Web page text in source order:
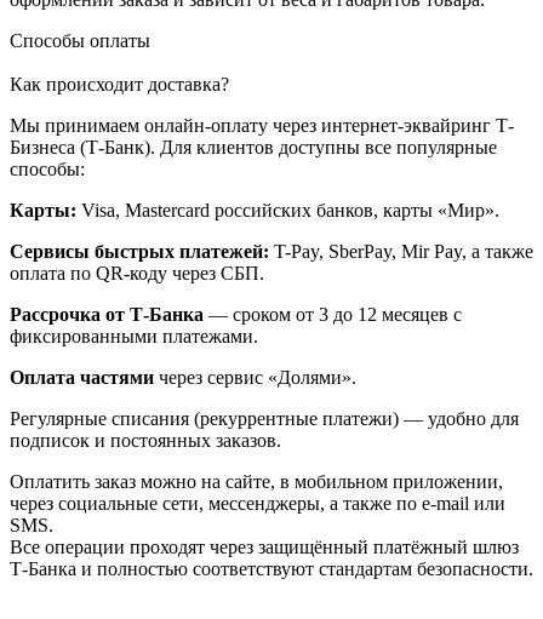
Способы оплаты
Как происходит доставка?
Мы принимаем онлайн-оплату через интернет-эквайринг Т-
Бизнеса (Т-Банк). Для клиентов доступны все популярные
способы:
Карты: Visa, Mastercard российских банков, карты «Мир».
Сервисы быстрых платежей: T-Pay, SberPay, Mir Pay, а также
оплата по QR-коду через СБП.
Рассрочка от Т-Банка — сроком от 3 до 12 месяцев с
фиксированными платежами.
Оплата частями через сервис «Долями».
Регулярные списания (рекуррентные платежи) — удобно для
подписок и постоянных заказов.
Оплатить заказ можно на сайте, в мобильном приложении,
через социальные сети, мессенджеры, а также по e-mail или
SMS.
Все операции проходят через защищённый платёжный шлюз
Т-Банка и полностью соответствуют стандартам безопасности.